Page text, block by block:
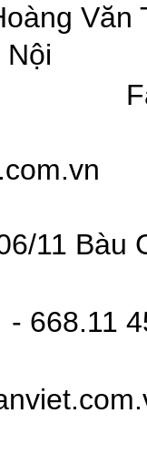
Nội
11 Bàu